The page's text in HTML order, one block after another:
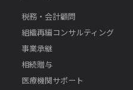
税務・会計顧問
組織再編コンサルティング
事業承継
相続贈与
医療機関サポート